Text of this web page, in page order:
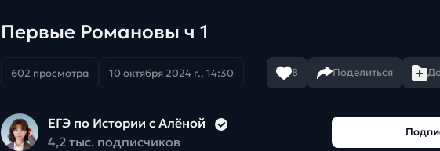
Первые Романовы ч 1
602 просмотра 10 октября 2024 г., 14:30 8 Поделиться
ЕГЭ по Истории с Алёной
4,2 тыс. подписчиков